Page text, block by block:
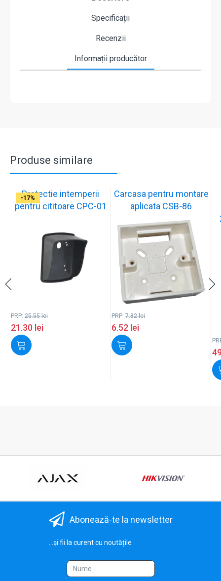
Specificații
Recenzii
Informații producător
Produse similare
-17%
Protectie intemperii
pentru cititoare CPC-01
PRP: 25.55lei
21.30 lei
-17%
Carcasa pentru montare
aplicata CSB-86
PRP: 7.82lei
6.52 lei
-17%
-17%
-17%
-17%
-17%
-17%
-17%
-17%
Abonează-te la newsletter
...și fii la curent cu noutățile